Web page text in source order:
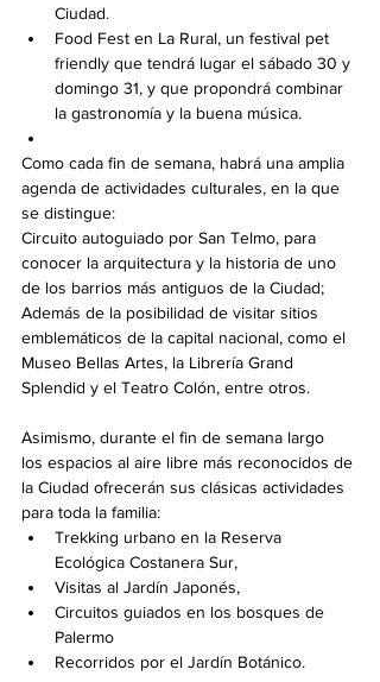
Ciudad.
Food Fest en La Rural, un festival pet
friendly que tendrá lugar el sábado 30 y
domingo 31, y que propondrá combinar
la gastronomía y la buena música.
Como cada fin de semana, habrá una amplia
agenda de actividades culturales, en la que
se distingue:
Circuito autoguiado por San Telmo, para
conocer la arquitectura y la historia de uno
de los barrios más antiguos de la Ciudad;
Además de la posibilidad de visitar sitios
emblemáticos de la capital nacional, como el
Museo Bellas Artes, la Librería Grand
Splendid y el Teatro Colón, entre otros.
Asimismo, durante el fin de semana largo
los espacios al aire libre más reconocidos de
la Ciudad ofrecerán sus clásicas actividades
para toda la familia:
Trekking urbano en la Reserva
Ecológica Costanera Sur,
Visitas al Jardín Japonés,
Circuitos guiados en los bosques de
Palermo
Recorridos por el Jardín Botánico.